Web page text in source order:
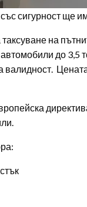
сигурност ще
на
до 3,5
валидност.